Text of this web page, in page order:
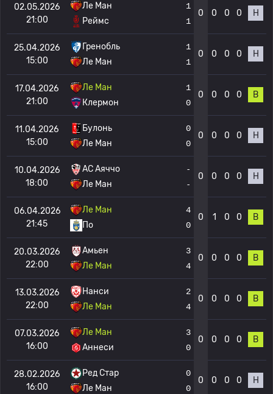
02.05.2026
21:00
Ле Ман
Реймс
1
1
0 0 0 0 Н
25.04.2026
15:00
Гренобль
Ле Ман
1
1
0 0 0 0 Н
17.04.2026
21:00
Ле Ман
Клермон
1
0
0 0 0 0 В
11.04.2026
15:00
Булонь
Ле Ман
0
0
0 0 0 0 Н
10.04.2026
18:00
AC Аяччо
Ле Ман
-
-
0 0 0 0 Н
06.04.2026
21:45
Ле Ман
По
4
0
0 1 0 0 В
20.03.2026
22:00
Амьен
Ле Ман
3
4
0 0 0 0 В
13.03.2026
22:00
Нанси
Ле Ман
2
4
0 0 0 0 В
07.03.2026
16:00
Ле Ман
Аннеси
3
0
0 0 0 0 В
28.02.2026
16:00
Ред Стар
Ле Ман
0
0
0 0 0 0 Н